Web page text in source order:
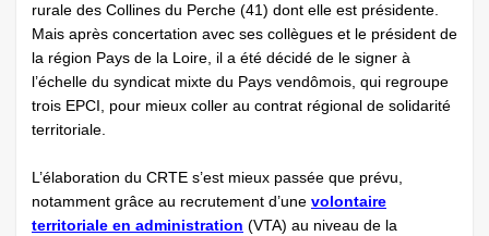
rurale des Collines du Perche (41) dont elle est présidente.
Mais après concertation avec ses collègues et le président de
la région Pays de la Loire, il a été décidé de le signer à
l’échelle du syndicat mixte du Pays vendômois, qui regroupe
trois EPCI, pour mieux coller au contrat régional de solidarité
territoriale.
L’élaboration du CRTE s’est mieux passée que prévu,
notamment grâce au recrutement d’une volontaire
territoriale en administration (VTA) au niveau de la